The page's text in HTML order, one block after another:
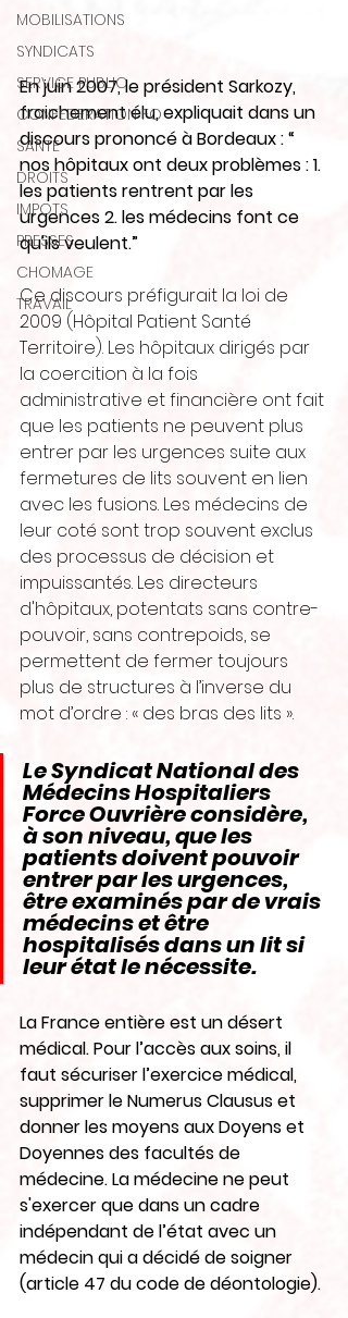
MOBILISATIONS
SYNDICATS
SERVICE PUBLIC
CONFEDERATION FO
SANTE
DROITS
IMPOTS
PRESSES
CHOMAGE
TRAVAIL
En juin 2007, le président Sarkozy,
fraichement élu, expliquait dans un
discours prononcé à Bordeaux : “
nos hôpitaux ont deux problèmes : 1.
les patients rentrent par les
urgences 2. les médecins font ce
qu'ils veulent.”
Ce discours préfigurait la loi de
2009 (Hôpital Patient Santé
Territoire). Les hôpitaux dirigés par
la coercition à la fois
administrative et financière ont fait
que les patients ne peuvent plus
entrer par les urgences suite aux
fermetures de lits souvent en lien
avec les fusions. Les médecins de
leur coté sont trop souvent exclus
des processus de décision et
impuissantés. Les directeurs
d'hôpitaux, potentats sans contre-
pouvoir, sans contrepoids, se
permettent de fermer toujours
plus de structures à l’inverse du
mot d’ordre : « des bras des lits ».
Le Syndicat National des
Médecins Hospitaliers
Force Ouvrière considère,
à son niveau, que les
patients doivent pouvoir
entrer par les urgences,
être examinés par de vrais
médecins et être
hospitalisés dans un lit si
leur état le nécessite.
La France entière est un désert
médical. Pour l’accès aux soins, il
faut sécuriser l’exercice médical,
supprimer le Numerus Clausus et
donner les moyens aux Doyens et
Doyennes des facultés de
médecine. La médecine ne peut
s'exercer que dans un cadre
indépendant de l’état avec un
médecin qui a décidé de soigner
(article 47 du code de déontologie).